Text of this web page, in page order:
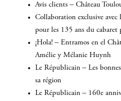
Avis clients – Château
Collaboration exclusive
pour les 135 ans du cabaret
¡Hola! – Entramos en el
Amélie y Mélanie Huynh
Le Républicain – Les
sa région
Le Républicain – 160e